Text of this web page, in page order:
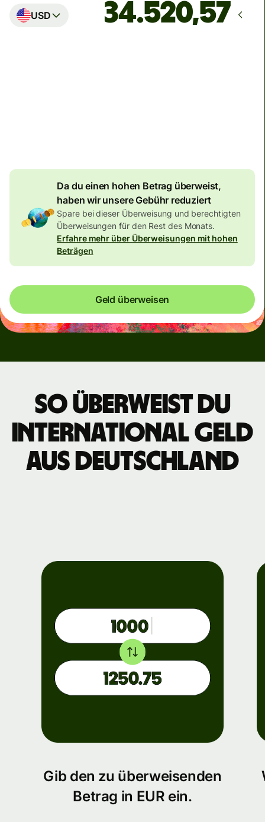
USD
Da du einen hohen Betrag überweist,
haben wir unsere Gebühr reduziert
Spare bei dieser Überweisung und berechtigten
Überweisungen für den Rest des Monats.
Erfahre mehr über Überweisungen mit hohen
Beträgen
Geld überweisen
So überweist du
international Geld
aus Deutschland
Gib den zu überweisenden
Betrag in EUR ein.